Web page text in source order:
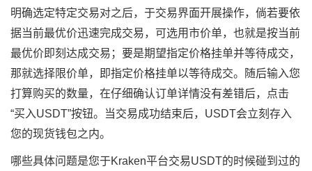
明确选定特定交易对之后，于交易界面开展操作，倘若要依
据当前最优价迅速完成交易，可选用市价单，也就是按当前
最优价即刻达成交易；要是期望指定价格挂单并等待成交，
那就选择限价单，即指定价格挂单以等待成交。随后输入您
打算购买的数量，在仔细确认订单详情没有差错后，点击
“买入USDT”按钮。当交易成功结束后，USDT会立刻存入
您的现货钱包之内。
哪些具体问题是您于Kraken平台交易USDT的时候碰到过的